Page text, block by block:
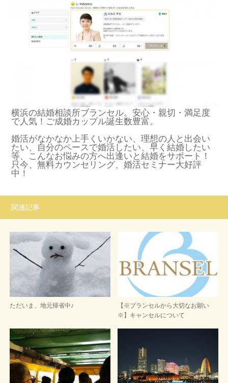
横浜の結婚相談所ブランセル。安心・親切・満足度
で人気！ご成婚カップル誕生数豊富。
婚活がなかなか上手くいかない、理想の人と出会い
たい、自分のペースで婚活したい、早く結婚したい
等、こんなお悩みの方へ出逢いと結婚をサポート！
只今、無料カウンセリング、婚活セミナー大好評
中！
関連記事
ただいま、地元帰省中♪
【※ブランセルから大切なお願い
※】キャンセルについて